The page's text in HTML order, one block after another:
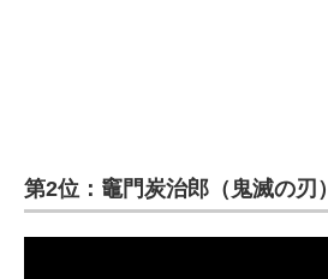
第2位：竈門炭治郎（鬼滅の刃）